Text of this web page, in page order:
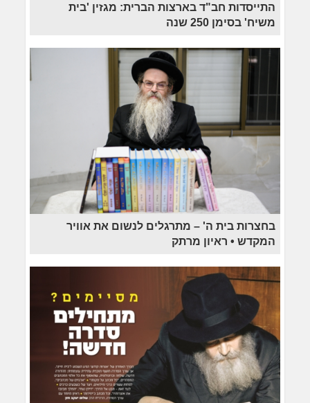
התייסדות חב"ד בארצות הברית: מגזין 'בית
משיח' בסימן 250 שנה
בחצרות בית ה' – מתרגלים לנשום את אוויר
המקדש • ראיון מרתק